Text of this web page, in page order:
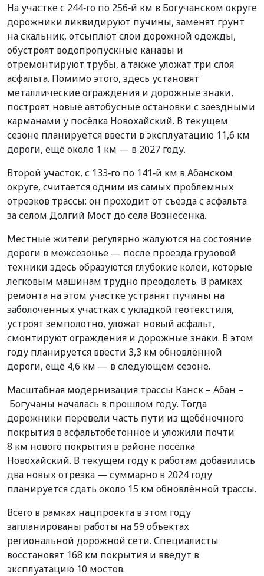
На участке с 244‑го по 256‑й км в Богучанском округе
дорожники ликвидируют пучины, заменят грунт
на скальник, отсыплют слои дорожной одежды,
обустроят водопропускные канавы и
отремонтируют трубы, а также уложат три слоя
асфальта. Помимо этого, здесь установят
металлические ограждения и дорожные знаки,
построят новые автобусные остановки с заездными
карманами у посёлка Новохайский. В текущем
сезоне планируется ввести в эксплуатацию 11,6 км
дороги, ещё около 1 км — в 2027 году.
Второй участок, с 133‑го по 141‑й км в Абанском
округе, считается одним из самых проблемных
отрезков трассы: он проходит от съезда с асфальта
за селом Долгий Мост до села Вознесенка.
Местные жители регулярно жалуются на состояние
дороги в межсезонье — после проезда грузовой
техники здесь образуются глубокие колеи, которые
легковым машинам трудно преодолеть. В рамках
ремонта на этом участке устранят пучины на
заболоченных участках с укладкой геотекстиля,
устроят земполотно, уложат новый асфальт,
смонтируют ограждения и дорожные знаки. В этом
году планируется ввести 3,3 км обновлённой
дороги, ещё 4,6 км — в следующем сезоне.
Масштабная модернизация трассы Канск – Абан –
Богучаны началась в прошлом году. Тогда
дорожники перевели часть пути из щебёночного
покрытия в асфальтобетонное и уложили почти
8 км нового покрытия в районе посёлка
Новохайский. В текущем году к работам добавились
два новых отрезка — суммарно в 2024 году
планируется сдать около 15 км обновлённой трассы.
Всего в рамках нацпроекта в этом году
запланированы работы на 59 объектах
региональной дорожной сети. Специалисты
восстановят 168 км покрытия и введут в
эксплуатацию 10 мостов.